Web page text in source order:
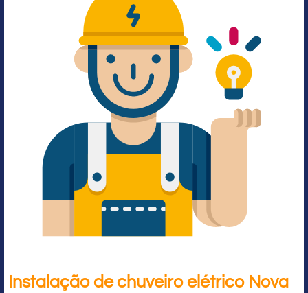
Instalação de chuveiro elétrico Nova